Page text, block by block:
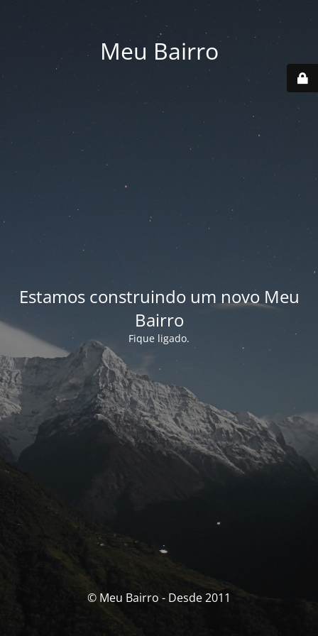
Meu Bairro
Estamos construindo um novo Meu
Bairro
Fique ligado.
© Meu Bairro - Desde 2011